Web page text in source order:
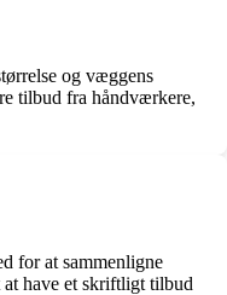
og væggens
tilbud fra håndværkere,
for at sammenligne
have et skriftligt tilbud